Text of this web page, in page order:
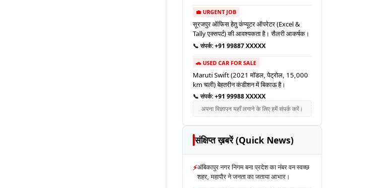
💼 URGENT JOB
सूरजपुर ऑफिस हेतु कंप्यूटर ऑपरेटर (Excel &
Tally एक्सपर्ट) की आवश्यकता है। सैलरी आकर्षक।
📞 संपर्क:+91 99887 XXXXX
🚗 USED CAR FOR SALE
Maruti Swift (2021 मॉडल, पेट्रोल, 15,000
km चली) बेहतरीन कंडीशन में बिकाऊ है।
📞 संपर्क:+91 99988 XXXXX
अपना विज्ञापन यहाँ लगाने के लिए हमें संपर्क करें।
संक्षिप्त ख़बरें (Quick News)
⚡अंबिकापुर नगर निगम बना प्रदेश का नंबर वन स्वच्छ
शहर, महापौर ने जनता का जताया आभार।